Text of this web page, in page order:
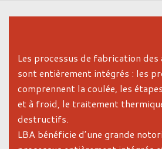
Les processus de fabrication des
sont entièrement intégrés : les
comprennent la coulée, les
et à froid, le traitement
destructifs.
LBA bénéficie d’une grande